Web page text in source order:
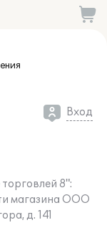
Вход
8":
магазина ООО
д. 141